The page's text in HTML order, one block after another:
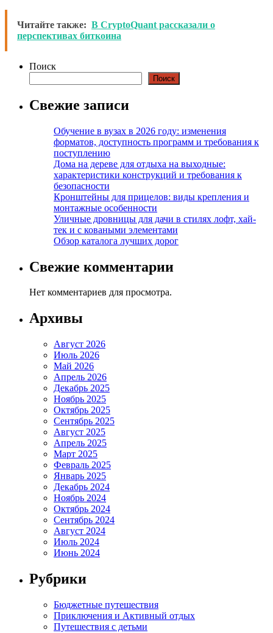
Читайте также: В CryptoQuant рассказали о
перспективах биткоина
Поиск
Поиск
Свежие записи
Обучение в вузах в 2026 году: изменения
форматов, доступность программ и требования к
поступлению
Дома на дереве для отдыха на выходные:
характеристики конструкций и требования к
безопасности
Кронштейны для прицелов: виды крепления и
монтажные особенности
Уличные дровницы для дачи в стилях лофт, хай-
тек и с коваными элементами
Обзор каталога лучших дорог
Свежие комментарии
Нет комментариев для просмотра.
Архивы
Август 2026
Июль 2026
Май 2026
Апрель 2026
Декабрь 2025
Ноябрь 2025
Октябрь 2025
Сентябрь 2025
Август 2025
Апрель 2025
Март 2025
Февраль 2025
Январь 2025
Декабрь 2024
Ноябрь 2024
Октябрь 2024
Сентябрь 2024
Август 2024
Июль 2024
Июнь 2024
Рубрики
Бюджетные путешествия
Приключения и Активный отдых
Путешествия с детьми